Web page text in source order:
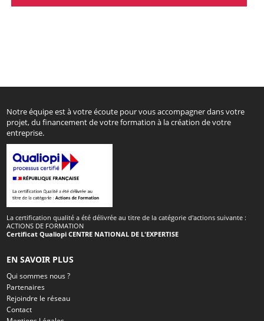
Notre équipe est à votre écoute pour vous accompagner dans votre
projet, du financement de votre formation à la création de votre
entreprise.
La certification qualité a été délivrée au titre de la catégorie d'actions suivante :
ACTIONS DE FORMATION
Certificat Qualiopi CENTRE NATIONAL DE L'EXPERTISE
EN SAVOIR PLUS
Qui sommes nous ?
Partenaires
Rejoindre le réseau
Contact